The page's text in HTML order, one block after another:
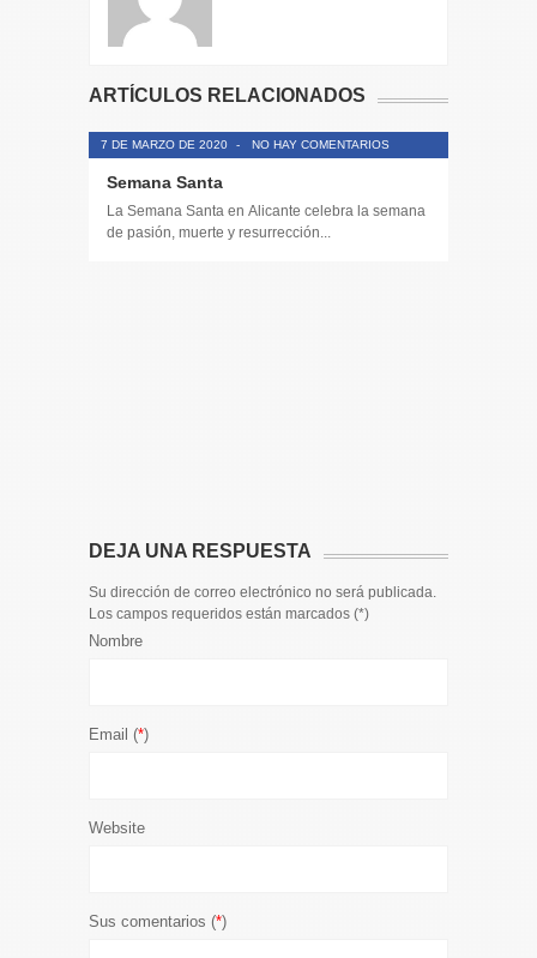
ARTÍCULOS RELACIONADOS
7 DE MARZO DE 2020 - NO HAY COMENTARIOS
Semana Santa
La Semana Santa en Alicante celebra la semana
de pasión, muerte y resurrección...
DEJA UNA RESPUESTA
Su dirección de correo electrónico no será publicada.
Los campos requeridos están marcados (*)
Nombre
Email (*)
Website
Sus comentarios (*)